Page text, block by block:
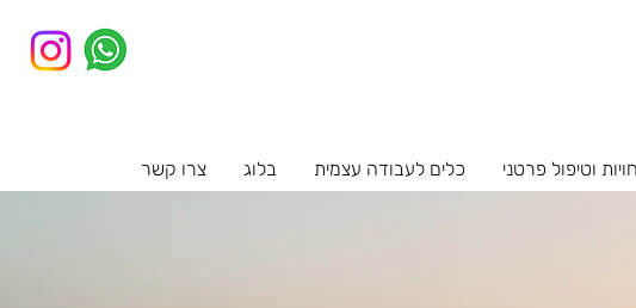
וטיפול פרטני כלים לעבודה עצמית בלוג צרו קשר